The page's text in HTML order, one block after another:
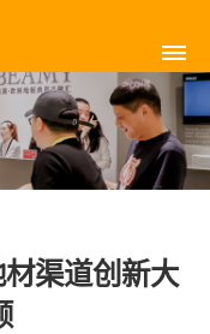
渠道创新大